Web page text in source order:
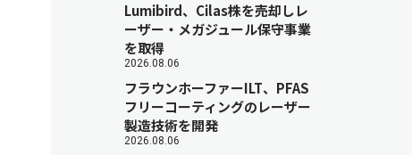
Lumibird、Cilas株を売却しレ
ーザー・メガジュール保守事業
を取得
2026.08.06
フラウンホーファーILT、PFAS
フリーコーティングのレーザー
製造技術を開発
2026.08.06